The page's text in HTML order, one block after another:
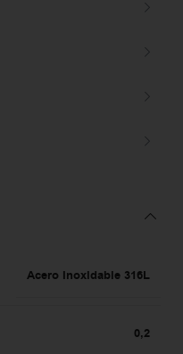
Acero Inoxidable 316L
0,2